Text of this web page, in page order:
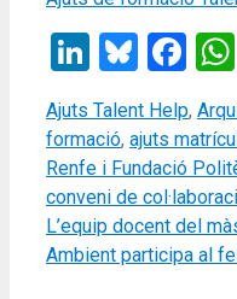
LinkedIn
Categories
Ajuts Talent Help,
formació, ajuts
Renfe i Fundació
conveni de
L’equip docent del
Ambient participa al